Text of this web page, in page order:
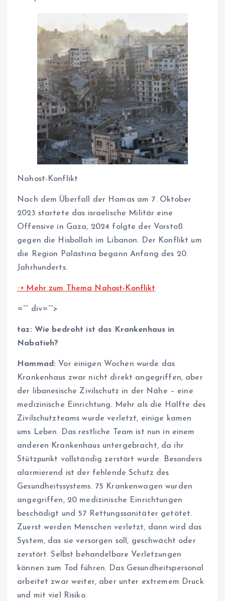
Nahost-Konflikt
Nach dem Überfall der Hamas am 7. Oktober
2023 startete das israelische Militär eine
Offensive in Gaza, 2024 folgte der Vorstoß
gegen die Hisbollah im Libanon. Der Konflikt um
die Region Palästina begann Anfang des 20.
Jahrhunderts.
➝ Mehr zum Thema Nahost-Konflikt
=”” div=””>
taz: Wie bedroht ist das Krankenhaus in
Nabatieh?
Hammad: Vor einigen Wochen wurde das
Krankenhaus zwar nicht direkt angegriffen, aber
der libanesische Zivilschutz in der Nähe – eine
medizinische Einrichtung. Mehr als die Hälfte des
Zivilschutzteams wurde verletzt, einige kamen
ums Leben. Das restliche Team ist nun in einem
anderen Krankenhaus untergebracht, da ihr
Stützpunkt vollständig zerstört wurde. Besonders
alarmierend ist der fehlende Schutz des
Gesundheitssystems. 75 Krankenwagen wurden
angegriffen, 20 medizinische Einrichtungen
beschädigt und 57 Rettungssanitäter getötet.
Zuerst werden Menschen verletzt, dann wird das
System, das sie versorgen soll, geschwächt oder
zerstört. Selbst behandelbare Verletzungen
können zum Tod führen. Das Gesundheitspersonal
arbeitet zwar weiter, aber unter extremem Druck
und mit viel Risiko.